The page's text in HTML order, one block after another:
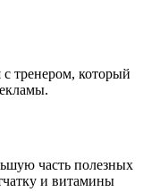
тренером, который
часть полезных
и витамины